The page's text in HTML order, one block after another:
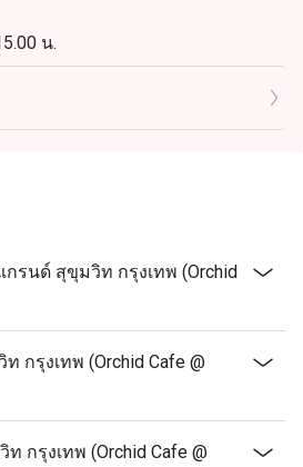
น.
ตามสั่งและราคาเด็ก
รนด์ สุขุมวิท กรุงเทพ (Orchid
กรุงเทพ (Orchid Cafe @
กรุงเทพ (Orchid Cafe @